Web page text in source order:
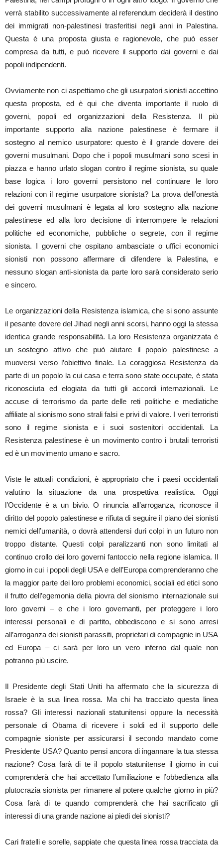
verrà stabilito successivamente al referendum deciderà il destino
dei immigrati non-palestinesi trasferitisi negli anni in Palestina.
Questa è una proposta giusta e ragionevole, che può esser
compresa da tutti, e può ricevere il supporto dai governi e dai
popoli indipendenti.
Ovviamente non ci aspettiamo che gli usurpatori sionisti accettino
questa proposta, ed è qui che diventa importante il ruolo di
governi, popoli ed organizzazioni della Resistenza. Il più
importante supporto alla nazione palestinese è fermare il
sostegno al nemico usurpatore: questo è il grande dovere dei
governi musulmani. Dopo che i popoli musulmani sono scesi in
piazza e hanno urlato slogan contro il regime sionista, su quale
base logica i loro governi persistono nel continuare le loro
relazioni con il regime usurpatore sionista? La prova dell’onestà
dei governi musulmani è legata al loro sostegno alla nazione
palestinese ed alla loro decisione di interrompere le relazioni
politiche ed economiche, pubbliche o segrete, con il regime
sionista. I governi che ospitano ambasciate o uffici economici
sionisti non possono affermare di difendere la Palestina, e
nessuno slogan anti-sionista da parte loro sarà considerato serio
e sincero.
Le organizzazioni della Resistenza islamica, che si sono assunte
il pesante dovere del Jihad negli anni scorsi, hanno oggi la stessa
identica grande responsabilità. La loro Resistenza organizzata è
un sostegno attivo che può aiutare il popolo palestinese a
muoversi verso l’obiettivo finale. La coraggiosa Resistenza da
parte di un popolo la cui casa e terra sono state occupate, è stata
riconosciuta ed elogiata da tutti gli accordi internazionali. Le
accuse di terrorismo da parte delle reti politiche e mediatiche
affiliate al sionismo sono strali falsi e privi di valore. I veri terroristi
sono il regime sionista e i suoi sostenitori occidentali. La
Resistenza palestinese è un movimento contro i brutali terroristi
ed è un movimento umano e sacro.
Viste le attuali condizioni, è appropriato che i paesi occidentali
valutino la situazione da una prospettiva realistica. Oggi
l’Occidente è a un bivio. O rinuncia all’arroganza, riconosce il
diritto del popolo palestinese e rifiuta di seguire il piano dei sionisti
nemici dell’umanità, o dovrà attendersi duri colpi in un futuro non
troppo distante. Questi colpi paralizzanti non sono limitati al
continuo crollo dei loro governi fantoccio nella regione islamica. Il
giorno in cui i popoli degli USA e dell’Europa comprenderanno che
la maggior parte dei loro problemi economici, sociali ed etici sono
il frutto dell’egemonia della piovra del sionismo internazionale sui
loro governi – e che i loro governanti, per proteggere i loro
interessi personali e di partito, obbediscono e si sono arresi
all’arroganza dei sionisti parassiti, proprietari di compagnie in USA
ed Europa – ci sarà per loro un vero inferno dal quale non
potranno più uscire.
Il Presidente degli Stati Uniti ha affermato che la sicurezza di
Israele è la sua linea rossa. Ma chi ha tracciato questa linea
rossa? Gli interessi nazionali statunitensi oppure la necessità
personale di Obama di ricevere i soldi ed il supporto delle
compagnie sioniste per assicurarsi il secondo mandato come
Presidente USA? Quanto pensi ancora di ingannare la tua stessa
nazione? Cosa farà di te il popolo statunitense il giorno in cui
comprenderà che hai accettato l’umiliazione e l’obbedienza alla
plutocrazia sionista per rimanere al potere qualche giorno in più?
Cosa farà di te quando comprenderà che hai sacrificato gli
interessi di una grande nazione ai piedi dei sionisti?
Cari fratelli e sorelle, sappiate che questa linea rossa tracciata da